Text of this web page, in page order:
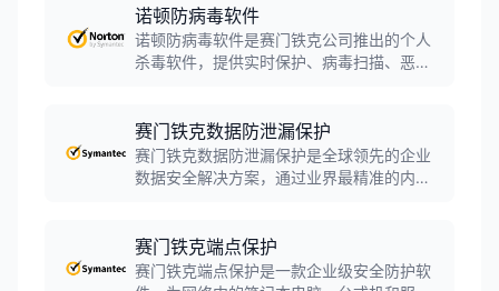
设备安全和在线隐私保护，支持Windows、
Mac、Android和iOS多平台。
诺顿防病毒软件
诺顿防病毒软件是赛门铁克公司推出的个人
杀毒软件，提供实时保护、病毒扫描、恶意
别率，是广泛应用的防病毒程序。
赛门铁克数据防泄漏保护
赛门铁克数据防泄漏保护是全球领先的企业
数据安全解决方案，通过业界最精准的内容
全通道防护，帮助企业保护核心数据资产，
满足合规要求。
赛门铁克端点保护
赛门铁克端点保护是一款企业级安全防护软